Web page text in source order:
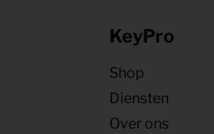
KeyPro
Shop
Diensten
Over ons